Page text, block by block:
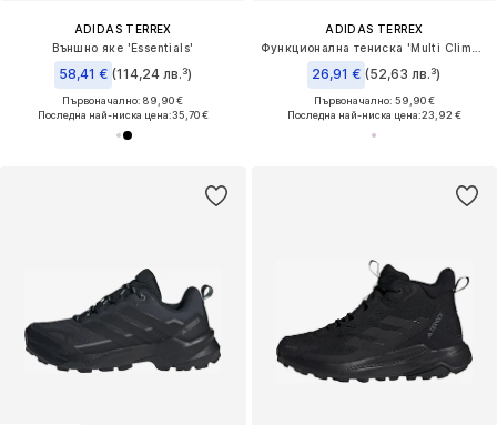
ADIDAS TERREX
Външно яке 'Essentials'
58,41 € (114,24 лв.³)
Първоначално: 89,90 €
Последна най-ниска цена:35,70 €
ADIDAS TERREX
26,91 € (52,63 лв.³)
Първоначално: 59,90 €
Последна най-ниска цена:23,92 €